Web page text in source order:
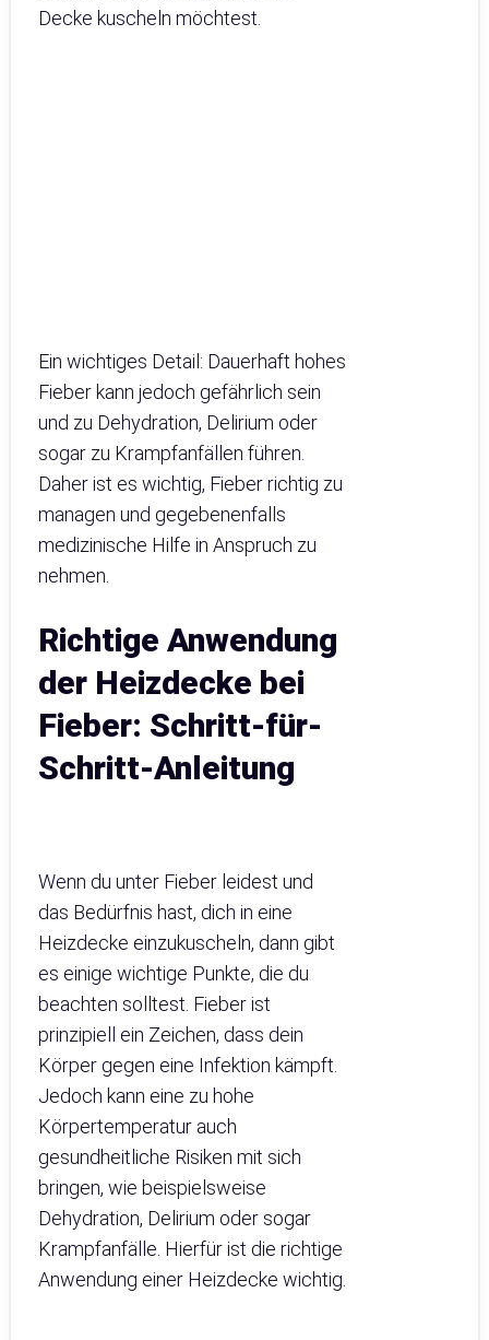
Decke kuscheln möchtest.
Ein wichtiges Detail: Dauerhaft hohes
Fieber kann jedoch gefährlich sein
und zu Dehydration, Delirium oder
sogar zu Krampfanfällen führen.
Daher ist es wichtig, Fieber richtig zu
managen und gegebenenfalls
medizinische Hilfe in Anspruch zu
nehmen.
Richtige Anwendung
der Heizdecke bei
Fieber: Schritt-für-
Schritt-Anleitung
Wenn du unter Fieber leidest und
das Bedürfnis hast, dich in eine
Heizdecke einzukuscheln, dann gibt
es einige wichtige Punkte, die du
beachten solltest. Fieber ist
prinzipiell ein Zeichen, dass dein
Körper gegen eine Infektion kämpft.
Jedoch kann eine zu hohe
Körpertemperatur auch
gesundheitliche Risiken mit sich
bringen, wie beispielsweise
Dehydration, Delirium oder sogar
Krampfanfälle. Hierfür ist die richtige
Anwendung einer Heizdecke wichtig.